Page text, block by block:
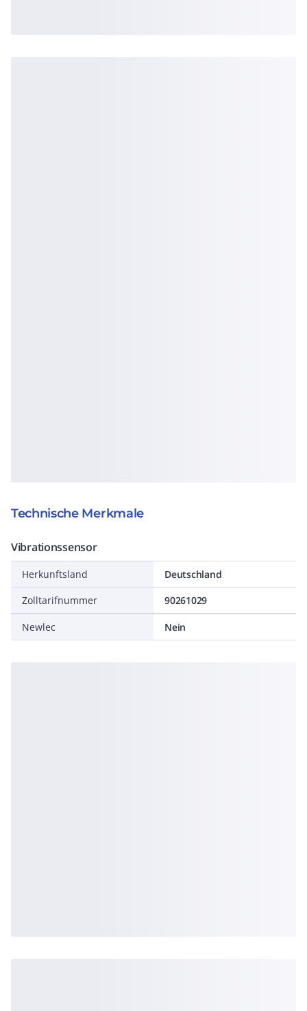
Technische Merkmale
Vibrationssensor
Herkunftsland
Deutschland
Zolltarifnummer
90261029
Newlec Nein